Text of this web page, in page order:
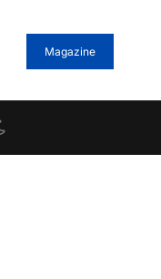
Magazine